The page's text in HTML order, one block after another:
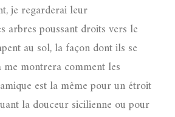
je regarderai leur
arbres poussant droits vers le
au sol, la façon dont ils se
me montrera comment les
est la même pour un étroit
la douceur sicilienne ou pour